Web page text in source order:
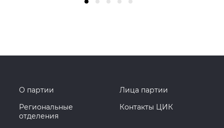
О партии
Лица партии
Региональные
отделения
Контакты ЦИК